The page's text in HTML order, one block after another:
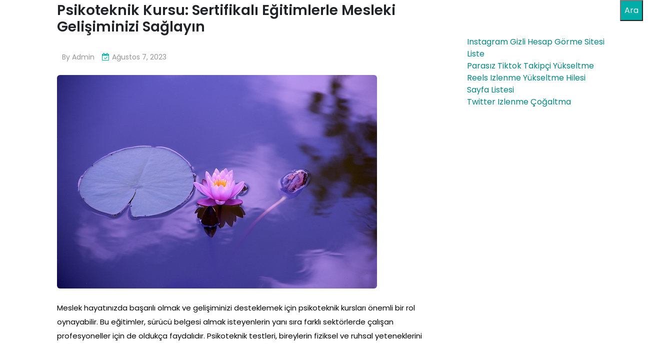
Psikoteknik Kursu: Sertifikalı Eğitimlerle Mesleki
Gelişiminizi Sağlayın
By Admin Ağustos 7, 2023
Meslek hayatınızda başarılı olmak ve gelişiminizi desteklemek için psikoteknik kursları önemli bir rol
oynayabilir. Bu eğitimler, sürücü belgesi almak isteyenlerin yanı sıra farklı sektörlerde çalışan
profesyoneller için de oldukça faydalıdır. Psikoteknik testleri, bireylerin fiziksel ve ruhsal yeteneklerini
Ara
Instagram Gizli Hesap Görme Sitesi
Liste
Parasız Tiktok Takipçi Yükseltme
Reels Izlenme Yükseltme Hilesi
Sayfa Listesi
Twitter Izlenme Çoğaltma